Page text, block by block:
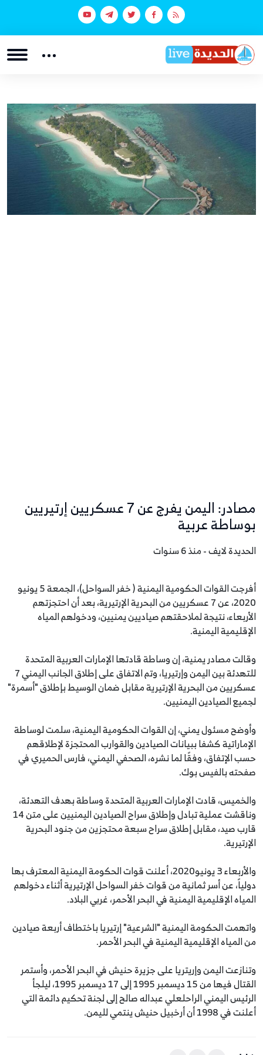
مصادر: اليمن يفرج عن 7 عسكريين إرتيريين
بوساطة عربية
الحديدة لايف - منذ 6 سنوات
أفرجت القوات الحكومية اليمنية ( خفر السواحل)، الجمعة 5 يونيو
2020، عن 7 عسكريين من البحرية الإرتيرية، بعد أن احتجزتهم
الأربعاء، نتيجة لملاحقتهم صياديين يمنيين، ودخولهم المياه
الإقليمية اليمنية.
وقالت مصادر يمنية، إن وساطة قادتها الإمارات العربية المتحدة
للتهدئة بين اليمن وإرتيريا، وتم الاتفاق على إطلاق الجانب اليمني 7
عسكريين من البحرية الإرتيرية مقابل ضمان الوسيط بإطلاق "أسمرة"
لجميع الصيادين اليمنيين.
وأوضح مسئول يمني، إن القوات الحكومية اليمنية، سلمت لوساطة
الإماراتية كشفا ببيانات الصيادين والقوارب المحتجزة لإطلاقهم
حسب الإتفاق، وفقًا لما نشره، الصحفي اليمني، فارس الحميري في
صفحته بالفيس بوك.
والخميس، قادت الإمارات العربية المتحدة وساطة بهدف التهدئة،
وناقشت عملية تبادل وإطلاق سراح الصيادين اليمنيين على متن 14
قارب صيد، مقابل إطلاق سراح سبعة محتجزين من جنود البحرية
الإرتيرية.
والأربعاء 3 يونيو2020، أعلنت قوات الحكومة اليمنية المعترف بها
دولياً، عن أسر ثمانية من قوات خفر السواحل الإرتيرية أثناء دخولهم
المياه الإقليمية اليمنية في البحر الأحمر، غربي البلاد.
واتهمت الحكومة اليمنية "الشرعية" إرتيريا باختطاف أربعة صيادين
من المياه الإقليمية اليمنية في البحر الأحمر.
وتنازعت اليمن وإريتريا على جزيرة حنيش في البحر الأحمر، وأستمر
القتال فيها من 15 ديسمبر 1995 إلى 17 ديسمبر 1995، ليلجأ
الرئيس اليمني الراحلعلي عبداله صالح إلى لجنة تحكيم دائمة التي
أعلنت في 1998 أن أرخبيل حنيش ينتمي لليمن.